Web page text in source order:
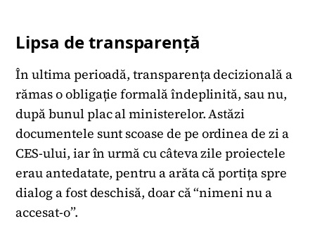
Lipsa de transparență
În ultima perioadă, transparența decizională a
rămas o obligație formală îndeplinită, sau nu,
după bunul plac al ministerelor. Astăzi
documentele sunt scoase de pe ordinea de zi a
CES-ului, iar în urmă cu câteva zile proiectele
erau antedatate, pentru a arăta că portița spre
dialog a fost deschisă, doar că “nimeni nu a
accesat-o”.